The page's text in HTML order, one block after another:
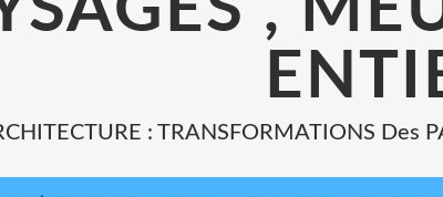
: TRANSFORMATIONS Des